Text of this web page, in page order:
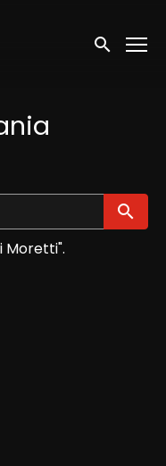
Wyszukaj
Moretti".